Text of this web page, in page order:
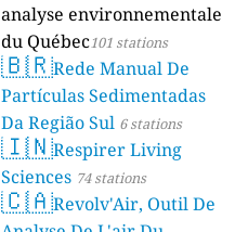
analyse environnementale
du Québec101 stations
🇧🇷Rede Manual De
Partículas Sedimentadas
Da Região Sul 6 stations
🇮🇳Respirer Living
Sciences 74 stations
🇨🇦Revolv'Air, Outil De